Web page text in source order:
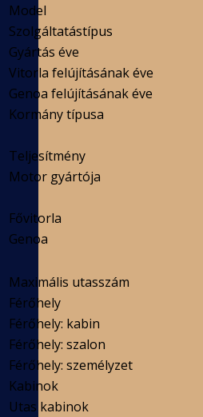
Model
Szolgáltatástípus
Gyártás éve
Vitorla felújításának éve
Genoa felújításának éve
Kormány típusa
Teljesítmény
Motor gyártója
Fővitorla
Genoa
Maximális utasszám
Férőhely
Férőhely: kabin
Férőhely: szalon
Férőhely: személyzet
Kabinok
Utas kabinok